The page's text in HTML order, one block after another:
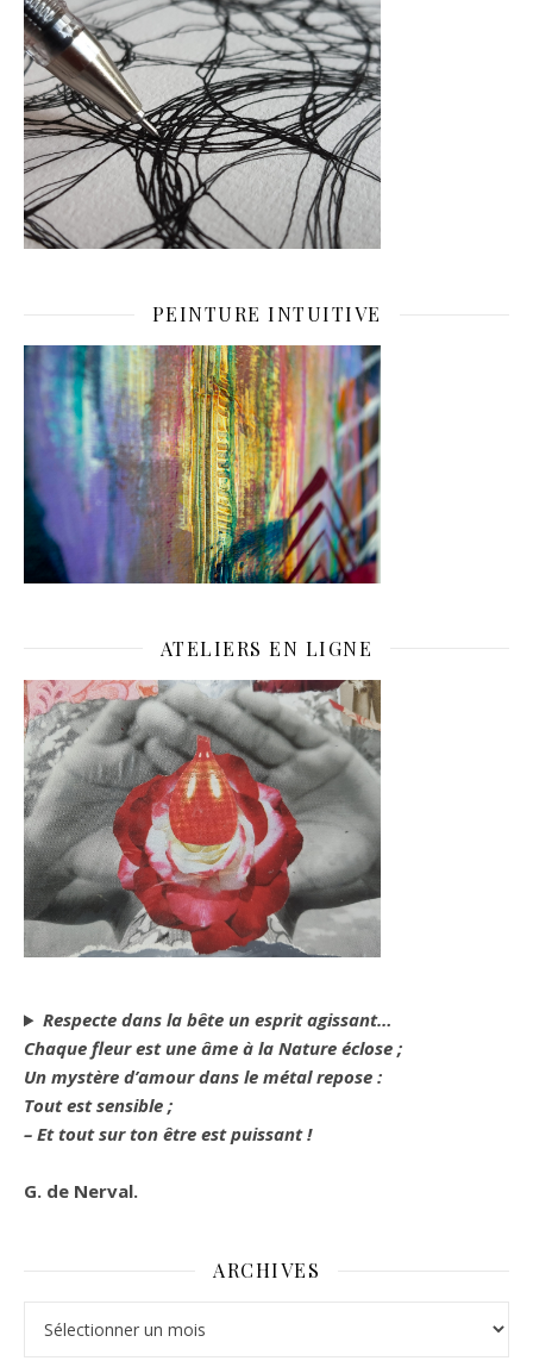
PEINTURE INTUITIVE
ATELIERS EN LIGNE
Respecte dans la bête un esprit agissant…
Chaque fleur est une âme à la Nature éclose ;
Un mystère d’amour dans le métal repose :
Tout est sensible ;
– Et tout sur ton être est puissant !
G. de Nerval.
ARCHIVES